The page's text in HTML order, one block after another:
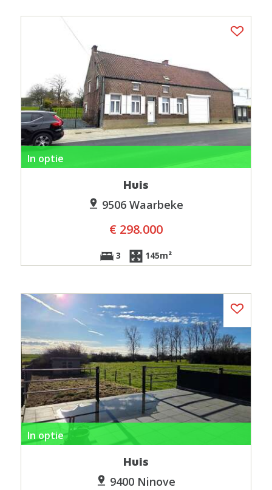
In optie
Huis
9506 Waarbeke
€ 298.000
3 145m²
In optie
Huis
9400 Ninove